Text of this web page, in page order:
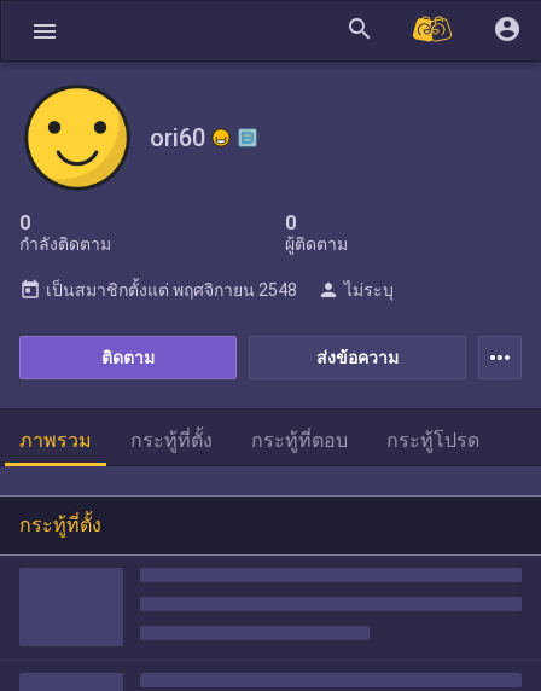
menu search account_circle
ori60
0
กำลังติดตาม
0
ผู้ติดตาม
ส่งข้อความ
ติดตาม
today เป็นสมาชิกตั้งแต่ พฤศจิกายน 2548 person ไม่ระบุ
more_horiz
ภาพรวม กระทู้ที่ตั้ง กระทู้ที่ตอบ กระทู้โปรด
กระทู้ที่ตั้ง